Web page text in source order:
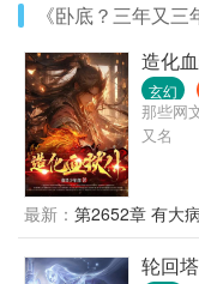
《卧底？三年又
造化
玄幻
那些网
又名
最新： 第2652章 有大
轮回塔